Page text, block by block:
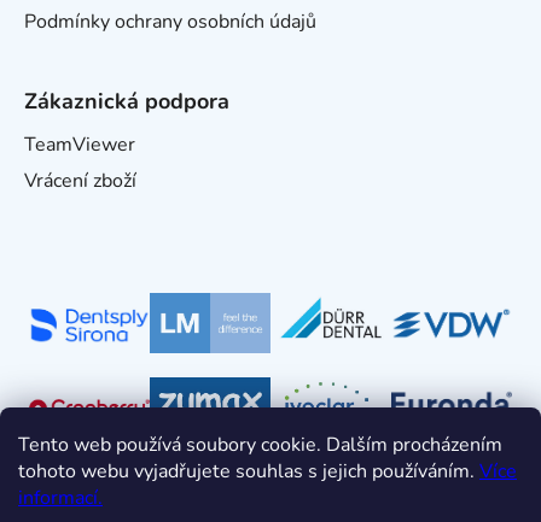
Tento web používá soubory cookie. Dalším procházením
tohoto webu vyjadřujete souhlas s jejich používáním. Více
informací.
Podmínky ochrany osobních údajů
Zákaznická podpora
TeamViewer
Vrácení zboží